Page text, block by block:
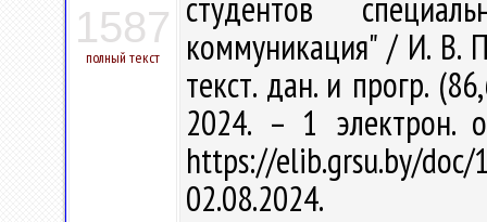
1587
полный текст
коммуникация" / И. В.
текст. дан. и прогр.
2024. – 1 электрон.
https://elib.grsu.by/
02.08.2024.